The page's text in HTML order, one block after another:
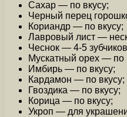
Сахар — по вкусу;
Черный перец
Кориандр — по вкусу;
Лавровый лист —
Чеснок — 4-5
Мускатный орех — по
Имбирь — по вкусу;
Кардамон — по вкусу;
Гвоздика — по вкусу;
Корица — по вкусу;
Укроп — для